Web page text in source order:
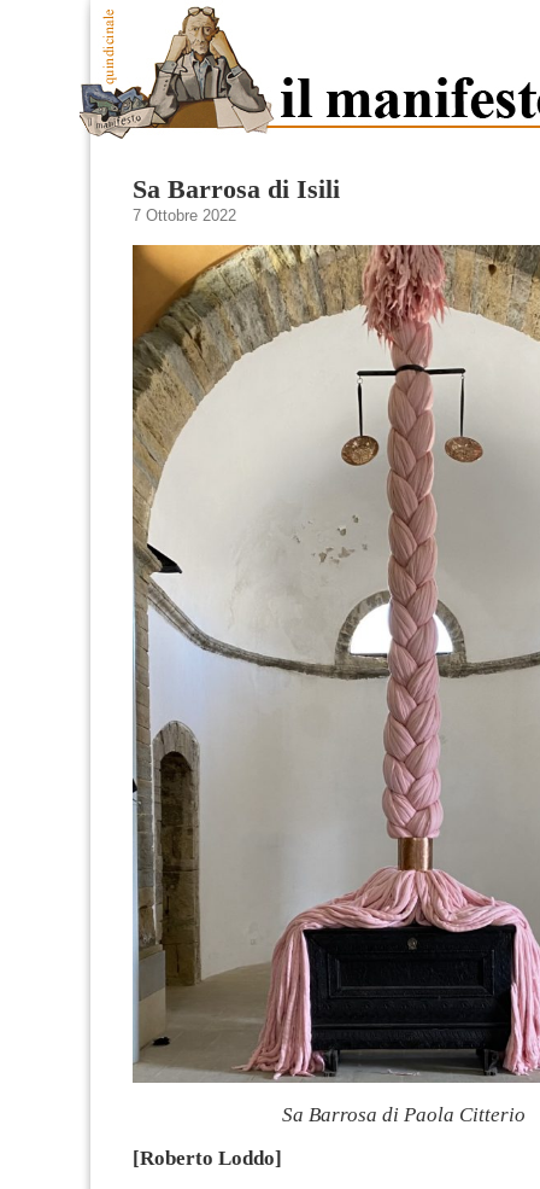
Sa Barrosa di Isili
7 Ottobre 2022
Sa Barrosa di Paola Citterio
[Roberto Loddo]